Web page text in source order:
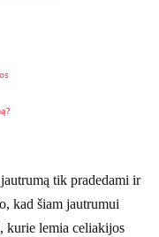
tik pradedami ir
kad šiam jautrumui
kurie lemia celiakijos